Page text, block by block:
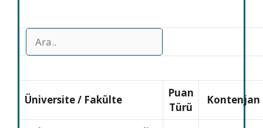
Üniversite/ Fakülte
Puan
Türü
Kontenjan